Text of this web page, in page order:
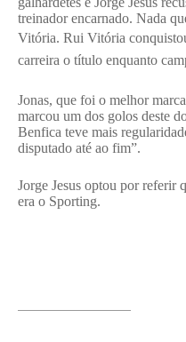
treinador encarnado. Nada
Vitória. Rui Vitória
carreira o título enquanto
Jonas, que foi o melhor
marcou um dos golos deste
Benfica teve mais
disputado até ao fim”.
Jorge Jesus optou por referir
era o Sporting.